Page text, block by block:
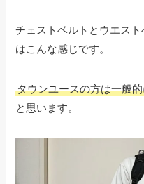
チェストベルトとウエス
はこんな感じです。
タウンユースの方は一般
と思います。